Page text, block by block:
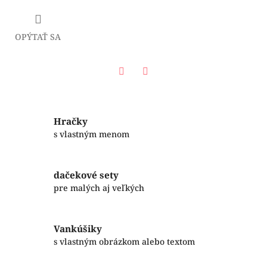
OPÝTAŤ SA
Hračky
s vlastným menom
dačekové sety
pre malých aj veľkých
Vankúšiky
s vlastným obrázkom alebo textom